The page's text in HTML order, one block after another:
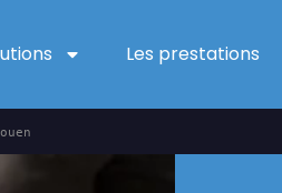
Les prestations